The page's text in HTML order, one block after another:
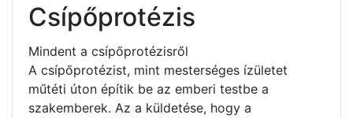
Csípőprotézis
Mindent a csípőprotézisről
A csípőprotézist, mint mesterséges ízületet
műtéti úton építik be az emberi testbe a
szakemberek. Az a küldetése, hogy a